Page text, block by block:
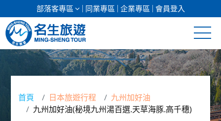
部落客專區 同業專區 企業專區 會員登入
清倉促銷
郵輪假期
首頁 日本旅遊行程
九州加好油
九州加好油(秘境九州湯百選.天草海豚.高千穗)